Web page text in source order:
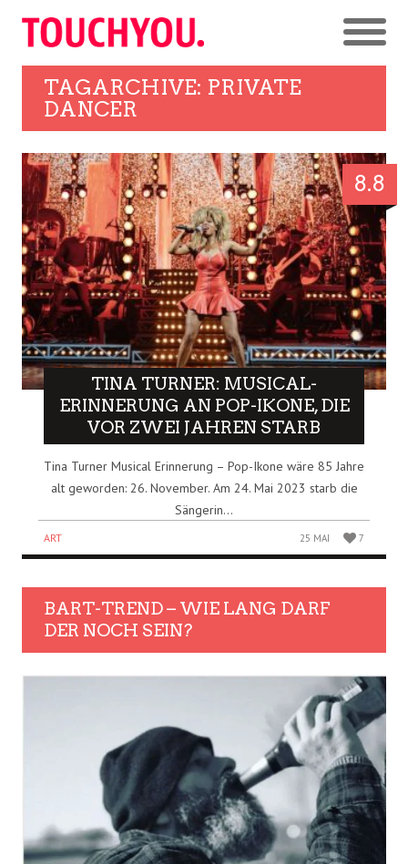
TAGARCHIVE: PRIVATE
DANCER
8.8
TINA TURNER: MUSICAL-
ERINNERUNG AN POP-IKONE, DIE
VOR ZWEI JAHREN STARB
Tina Turner Musical Erinnerung – Pop-Ikone wäre 85 Jahre
alt geworden: 26. November. Am 24. Mai 2023 starb die
Sängerin...
ART 25 MAI 7
BART-TREND – WIE LANG DARF
DER NOCH SEIN?